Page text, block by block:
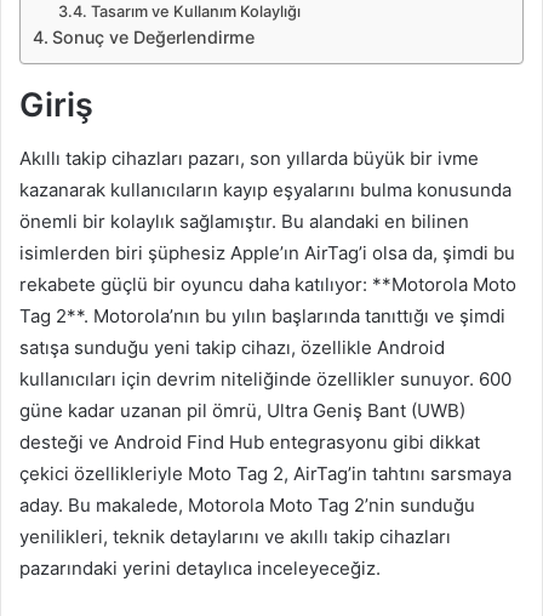
Tasarım ve Kullanım Kolaylığı
Sonuç ve Değerlendirme
Giriş
Akıllı takip cihazları pazarı, son yıllarda büyük bir ivme
kazanarak kullanıcıların kayıp eşyalarını bulma konusunda
önemli bir kolaylık sağlamıştır. Bu alandaki en bilinen
isimlerden biri şüphesiz Apple’ın AirTag’i olsa da, şimdi bu
rekabete güçlü bir oyuncu daha katılıyor: **Motorola Moto
Tag 2**. Motorola’nın bu yılın başlarında tanıttığı ve şimdi
satışa sunduğu yeni takip cihazı, özellikle Android
kullanıcıları için devrim niteliğinde özellikler sunuyor. 600
güne kadar uzanan pil ömrü, Ultra Geniş Bant (UWB)
desteği ve Android Find Hub entegrasyonu gibi dikkat
çekici özellikleriyle Moto Tag 2, AirTag’in tahtını sarsmaya
aday. Bu makalede, Motorola Moto Tag 2’nin sunduğu
yenilikleri, teknik detaylarını ve akıllı takip cihazları
pazarındaki yerini detaylıca inceleyeceğiz.